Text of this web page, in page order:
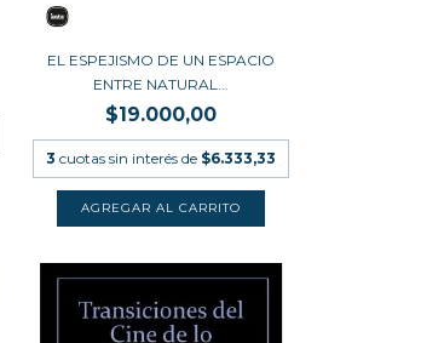
EL ESPEJISMO DE UN ESPACIO
ENTRE NATURAL...
$19.000,00
3 cuotas sin interés de $6.333,33